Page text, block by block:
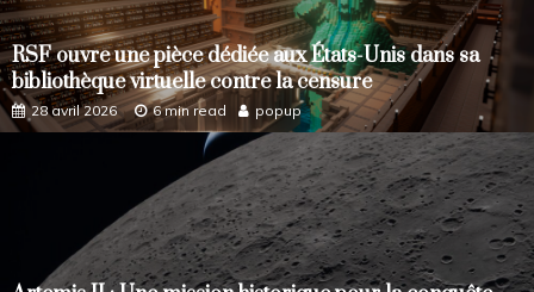
Home
International
RSF ouvre une pièce dédiée aux États-Unis dans sa
bibliothèque virtuelle contre la censure
28 avril 2026 6 min read popup